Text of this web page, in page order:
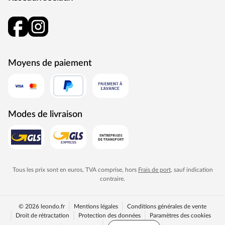
pour la première couverture est inclus.
Cet abri de jardin dispose d'une excellente statique, ce qui
élevée pour cet abri de jardin, avec 275 kg/m². Grâce à sa
stabilité exceptionnelle, il peut supporter un poids
particulièrement important et convient donc parfaitement
à une utilisation dans les régions très enneigées de la zone
Notez que : la charge de neige dépend beaucoup de la
site. Vous pouvez obtenir des informations précises sur la
charge de neige dans votre région auprès du service de
H 185 cm, ferrure de porte, cylindre profilé (verre
Moyens de paiement
Modes de livraison
Tous les prix sont en euros, TVA comprise, hors Frais de port, sauf indication
contraire.
© 2026 leondo.fr Mentions légales
Conditions générales de vente
Droit de rétractation
Protection des données Paramètres des cookies